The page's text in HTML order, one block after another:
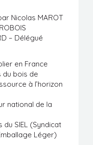
Nicolas MAROT
– Délégué
en France
du bois de
à l’horizon
national de la
SIEL (Syndicat
Léger)